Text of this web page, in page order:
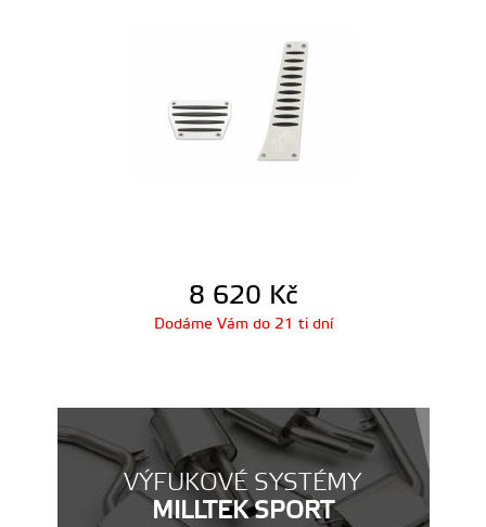
8 620 Kč
Dodáme Vám do 21 ti dní
VÝFUKOVÉ SYSTÉMY
MILLTEK SPORT